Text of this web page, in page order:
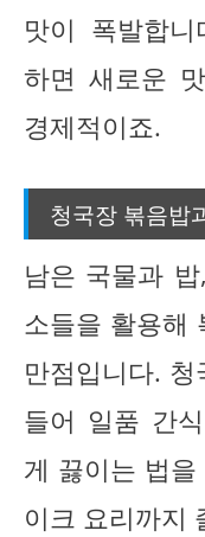
맛이 폭발합
하면 새로운
경제적이죠.
청국장 볶음밥
남은 국물과
소들을 활용해
만점입니다.
들어 일품 간
게 끓이는 법
이크 요리까지